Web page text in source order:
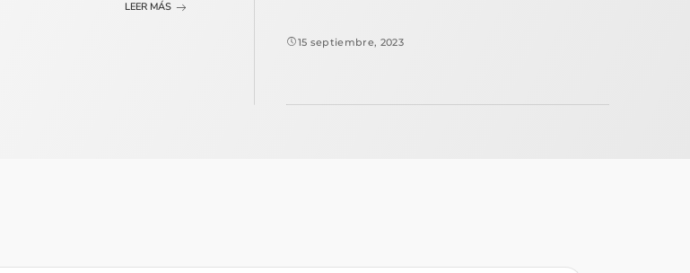
LEER MÁS
15 septiembre, 2023